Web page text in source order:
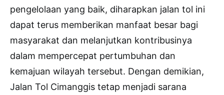
pengelolaan yang baik, diharapkan jalan tol ini
dapat terus memberikan manfaat besar bagi
masyarakat dan melanjutkan kontribusinya
dalam mempercepat pertumbuhan dan
kemajuan wilayah tersebut. Dengan demikian,
Jalan Tol Cimanggis tetap menjadi sarana